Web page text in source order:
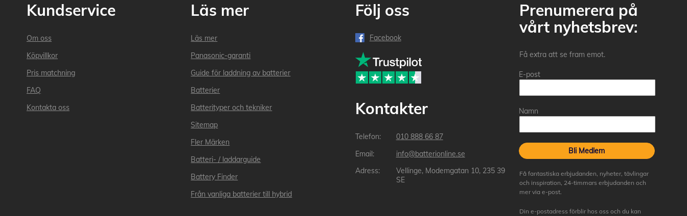
Kundservice
Om oss
Köpvillkor
Pris matchning
FAQ
Kontakta oss
Läs mer
Läs mer
Panasonic-garanti
Guide för laddning av batterier
Batterier
Batterityper och tekniker
Sitemap
Fler Märken
Batteri- / laddarguide
Battery Finder
Från vanliga batterier till hybrid
Följ oss
Facebook
Kontakter
010 888 66 87
info@batterionline.se
Vellinge, Modemgatan 10, 235 39
SE
Prenumerera på
vårt nyhetsbrev:
Få extra att se fram emot.
E-post
Namn
Bli Medlem
Få fantastiska erbjudanden, nyheter, tävlingar
och inspiration, 24-timmars erbjudanden och
mer via e-post.
Din e-postadress förblir hos oss och du kan